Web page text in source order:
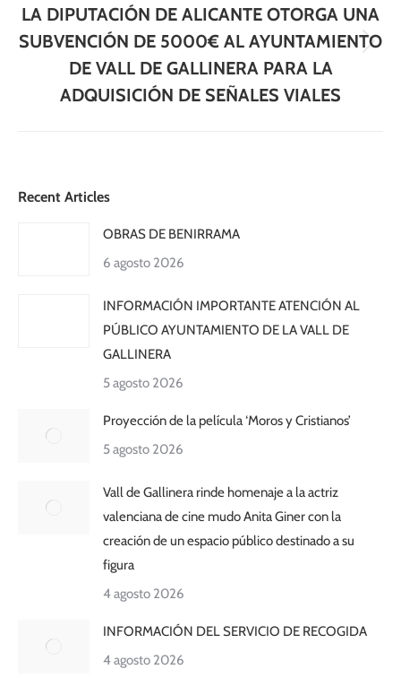
Publicación
siguiente:
LA DIPUTACIÓN DE ALICANTE OTORGA UNA
SUBVENCIÓN DE 5000€ AL AYUNTAMIENTO
DE VALL DE GALLINERA PARA LA
ADQUISICIÓN DE SEÑALES VIALES
Recent Articles
OBRAS DE BENIRRAMA
6 agosto 2026
INFORMACIÓN IMPORTANTE ATENCIÓN AL
PÚBLICO AYUNTAMIENTO DE LA VALL DE
GALLINERA
5 agosto 2026
Proyección de la película ‘Moros y Cristianos’
5 agosto 2026
Vall de Gallinera rinde homenaje a la actriz
valenciana de cine mudo Anita Giner con la
creación de un espacio público destinado a su
figura
4 agosto 2026
INFORMACIÓN DEL SERVICIO DE RECOGIDA
4 agosto 2026